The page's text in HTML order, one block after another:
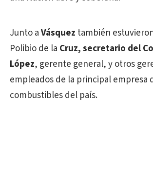
Junto aVásquez también
Polibio de la Cruz, secretario del
López, gerente general, y otros
empleados de la principal empresa
combustibles del país.